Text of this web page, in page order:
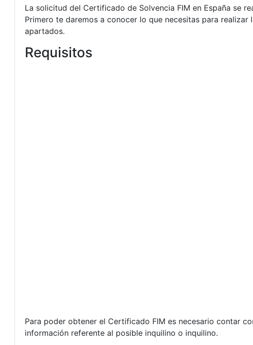
La solicitud del Certificado de Solvencia FIM en España se
Primero te daremos a conocer lo que necesitas para
apartados.
Requisitos
Para poder obtener el Certificado FIM es necesario contar
información referente al posible inquilino o inquilino.